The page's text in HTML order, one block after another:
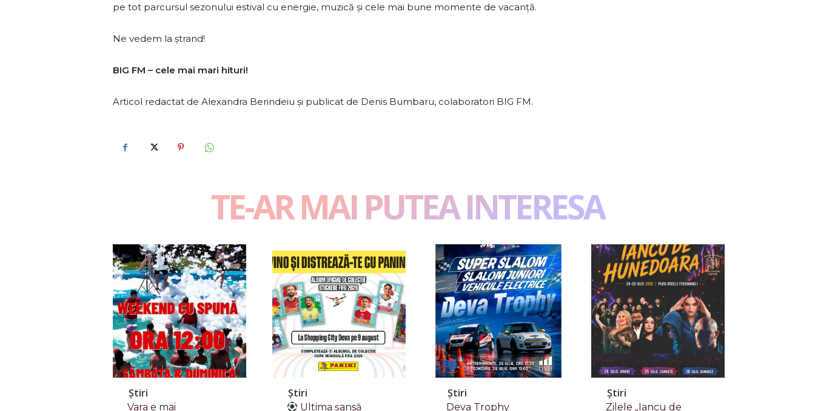
pe tot parcursul sezonului estival cu energie, muzică și cele mai bune momente de vacanță.
Ne vedem la ștrand!
BIG FM – cele mai mari hituri!
Articol redactat de Alexandra Berindeiu și publicat de Denis Bumbaru, colaboratori BIG FM.
TE-AR MAI PUTEA INTERESA
Știri
Vara e mai
Știri
Ultima șansă
Știri
Deva Trophy
Știri
Zilele „Iancu de